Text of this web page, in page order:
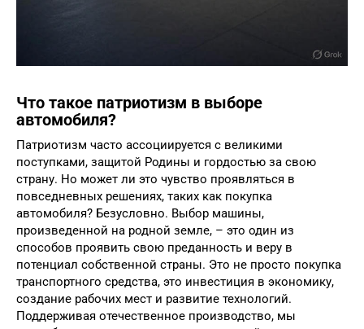
Что такое патриотизм в выборе
автомобиля?
Патриотизм часто ассоциируется с великими
поступками, защитой Родины и гордостью за свою
страну. Но может ли это чувство проявляться в
повседневных решениях, таких как покупка
автомобиля? Безусловно. Выбор машины,
произведенной на родной земле, – это один из
способов проявить свою преданность и веру в
потенциал собственной страны. Это не просто покупка
транспортного средства, это инвестиция в экономику,
создание рабочих мест и развитие технологий.
Поддерживая отечественное производство, мы